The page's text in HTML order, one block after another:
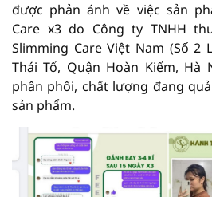
được phản ánh về việc sản
Care x3 do Công ty TNHH
Slimming Care Việt Nam (Số 2
Thái Tổ, Quận Hoàn Kiếm, Hà
phân phối, chất lượng đang
sản phẩm.